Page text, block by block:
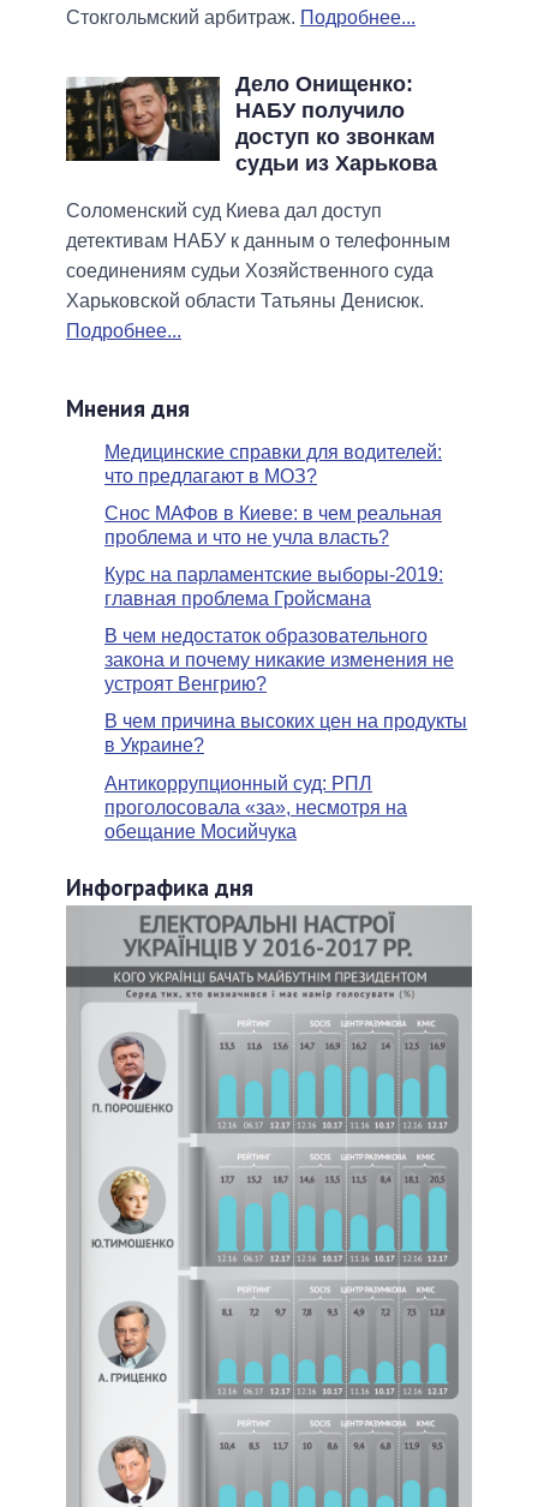
Стокгольмский арбитраж. Подробнее...
Дело Онищенко:
НАБУ получило
доступ ко звонкам
судьи из Харькова
Соломенский суд Киева дал доступ
детективам НАБУ к данным о телефонным
соединениям судьи Хозяйственного суда
Харьковской области Татьяны Денисюк.
Подробнее...
Мнения дня
Медицинские справки для водителей:
что предлагают в МОЗ?
Снос МАФов в Киеве: в чем реальная
проблема и что не учла власть?
Курс на парламентские выборы-2019:
главная проблема Гройсмана
В чем недостаток образовательного
закона и почему никакие изменения не
устроят Венгрию?
В чем причина высоких цен на продукты
в Украине?
Антикоррупционный суд: РПЛ
проголосовала «за», несмотря на
обещание Мосийчука
Инфографика дня